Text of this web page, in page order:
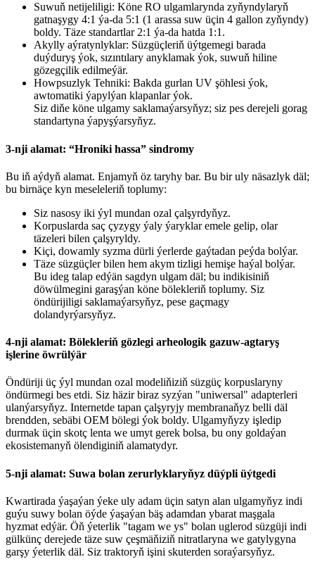
Suwuň netijeliligi: Köne RO ulgamlarynda zyňyndylaryň
gatnaşygy 4:1 ýa-da 5:1 (1 arassa suw üçin 4 gallon zyňyndy)
boldy. Täze standartlar 2:1 ýa-da hatda 1:1.
Akylly aýratynlyklar: Süzgüçleriň üýtgemegi barada
duýduryş ýok, sızıntılary anyklamak ýok, suwuň hiline
gözegçilik edilmeýär.
Howpsuzlyk Tehniki: Bakda gurlan UV şöhlesi ýok,
awtomatiki ýapylýan klapanlar ýok.
Siz diňe köne ulgamy saklamaýarsyňyz; siz pes derejeli gorag
standartyna ýapyşýarsyňyz.
3-nji alamat: “Hroniki hassa” sindromy
Bu iň aýdyň alamat. Enjamyň öz taryhy bar. Bu bir uly näsazlyk däl;
bu birnäçe kyn meseleleriň toplumy:
Siz nasosy iki ýyl mundan ozal çalşyrdyňyz.
Korpuslarda saç çyzygy ýaly ýaryklar emele gelip, olar
täzeleri bilen çalşyryldy.
Kiçi, dowamly syzma dürli ýerlerde gaýtadan peýda bolýar.
Täze süzgüçler bilen hem akym tizligi hemişe haýal bolýar.
Bu ideg talap edýän sagdyn ulgam däl; bu indikisiniň
döwülmegini garaşýan köne bölekleriň toplumy. Siz
öndürijiligi saklamaýarsyňyz, pese gaçmagy
dolandyrýarsyňyz.
4-nji alamat: Bölekleriň gözlegi arheologik gazuw-agtaryş
işlerine öwrülýär
Öndüriji üç ýyl mundan ozal modeliňiziň süzgüç korpuslaryny
öndürmegi bes etdi. Siz häzir biraz syzýan "uniwersal" adapterleri
ulanýarsyňyz. Internetde tapan çalşyryjy membranaňyz belli däl
brendden, sebäbi OEM bölegi ýok boldy. Ulgamyňyzy işledip
durmak üçin skotç lenta we umyt gerek bolsa, bu ony goldaýan
ekosistemanyň ölendiginiň alamatydyr.
5-nji alamat: Suwa bolan zerurlyklaryňyz düýpli üýtgedi
Kwartirada ýaşaýan ýeke uly adam üçin satyn alan ulgamyňyz indi
guýu suwy bolan öýde ýaşaýan bäş adamdan ybarat maşgala
hyzmat edýär. Öň ​​ýeterlik "tagam we ys" bolan uglerod süzgüji indi
gülkünç derejede täze suw çeşmäňiziň nitratlaryna we gatylygyna
garşy ýeterlik däl. Siz traktoryň işini skuterden soraýarsyňyz.